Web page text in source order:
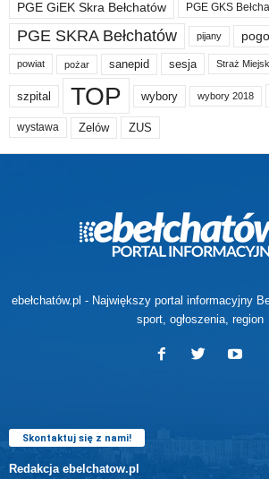
PGE GiEK Skra Bełchatów PGE GKS
PGE SKRA Bełchatów pijany
powiat pożar sanepid sesja Straż
szpital TOP wybory wybory 2018
wystawa Zelów ZUS
ebełchatów.pl - Największy portal informacyjny
sport, ogłoszenia, region
Skontaktuj się z nami!
Redakcja ebelchatow.pl